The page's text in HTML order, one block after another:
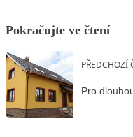
Pokračujte ve čtení
PŘEDCHOZÍ
Pro